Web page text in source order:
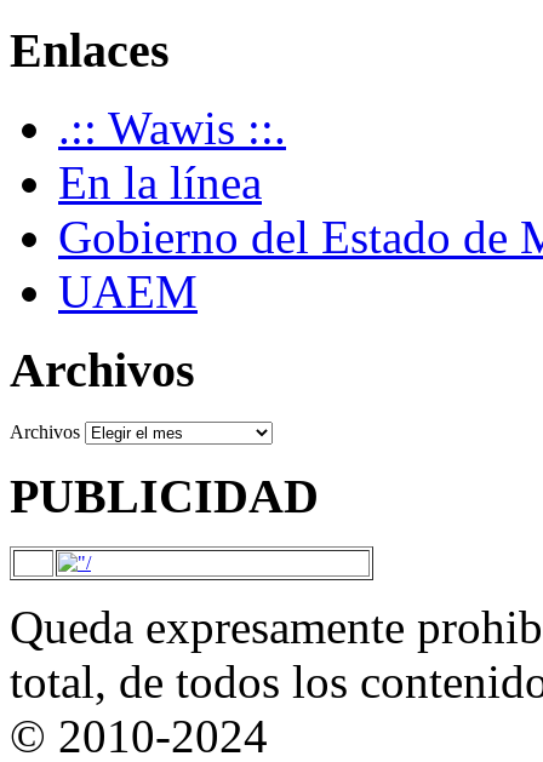
Enlaces
.:: Wawis ::.
En la línea
Gobierno del Estado de
UAEM
Archivos
Archivos
PUBLICIDAD
Queda expresamente
total, de todos los
© 2010-2024